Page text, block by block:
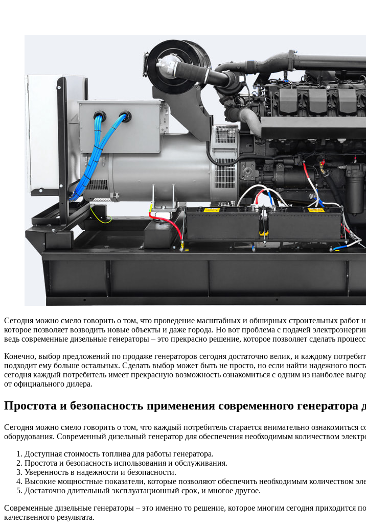
Сегодня можно смело говорить о том, что проведение масштабных и обширных строительных работ
которое позволяет возводить новые объекты и даже города. Но вот проблема с подачей
ведь современные дизельные генераторы – это прекрасно решение, которое позволяет сделать
Конечно, выбор предложений по продаже генераторов сегодня достаточно велик, и каждому
подходит ему больше остальных. Сделать выбор может быть не просто, но если найти надежного
сегодня каждый потребитель имеет прекрасную возможность ознакомиться с одним из наиболее
от официального дилера.
Простота и безопасность применения современного
Сегодня можно смело говорить о том, что каждый потребитель старается внимательно
оборудования. Современный дизельный генератор для обеспечения необходимым количеством
Доступная стоимость топлива для работы генератора.
Простота и безопасность использования и обслуживания.
Уверенность в надежности и безопасности.
Высокие мощностные показатели, которые позволяют обеспечить необходимым количеством
Достаточно длительный эксплуатационный срок, и многое другое.
Современные дизельные генераторы – это именно то решение, которое многим сегодня приходится
качественного результата.